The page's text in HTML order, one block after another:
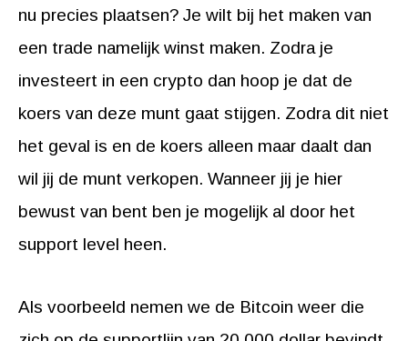
nu precies plaatsen? Je wilt bij het maken van
een trade namelijk winst maken. Zodra je
investeert in een crypto dan hoop je dat de
koers van deze munt gaat stijgen. Zodra dit niet
het geval is en de koers alleen maar daalt dan
wil jij de munt verkopen. Wanneer jij je hier
bewust van bent ben je mogelijk al door het
support level heen.
Als voorbeeld nemen we de Bitcoin weer die